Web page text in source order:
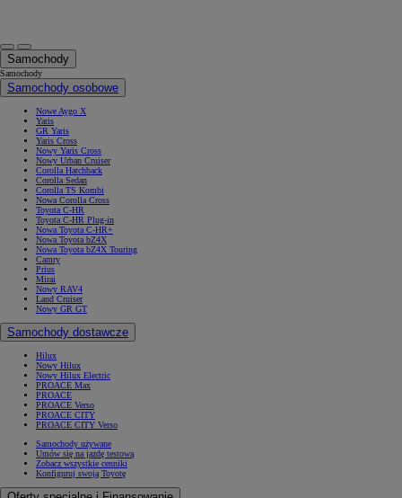
Samochody
Samochody
Samochody osobowe
Nowe Aygo X
Yaris
GR Yaris
Yaris Cross
Nowy Yaris Cross
Nowy Urban Cruiser
Corolla Hatchback
Corolla Sedan
Corolla TS Kombi
Nowa Corolla Cross
Toyota C-HR
Toyota C-HR Plug-in
Nowa Toyota C-HR+
Nowa Toyota bZ4X
Nowa Toyota bZ4X Touring
Camry
Prius
Mirai
Nowy RAV4
Land Cruiser
Nowy GR GT
Samochody dostawcze
Hilux
Nowy Hilux
Nowy Hilux Electric
PROACE Max
PROACE
PROACE Verso
PROACE CITY
PROACE CITY Verso
Samochody używane
Umów się na jazdę testową
Zobacz wszystkie cenniki
Konfiguruj swoją Toyotę